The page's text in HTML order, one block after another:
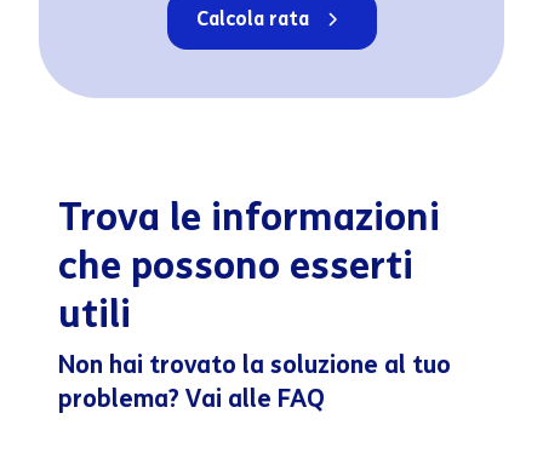
Calcola rata
Trova le informazioni
che possono esserti
utili
Non hai trovato la soluzione al tuo
problema? Vai alle FAQ